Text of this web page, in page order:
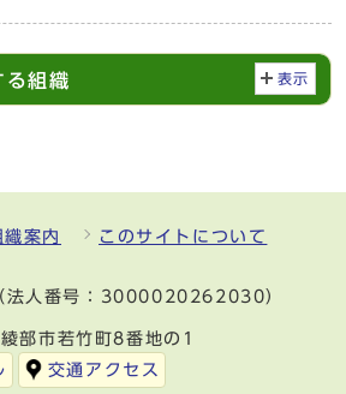
る組織 表示
織案内 このサイトについて
法人番号：3000020262030）
部市若竹町8番地の1
交通アクセス